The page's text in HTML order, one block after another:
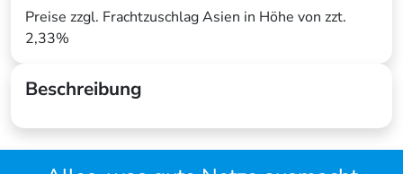
Preise zzgl. Frachtzuschlag Asien in Höhe von zzt.
2,33%
Beschreibung